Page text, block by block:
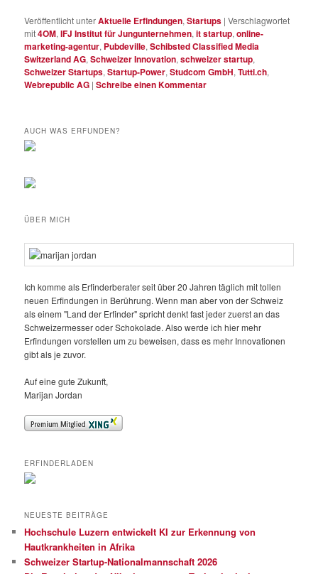
Veröffentlicht unterAktuelle Erfindungen,Startups |Verschlagwortet
mit4OM,IFJ Institut für Jungunternehmen,it startup,online-
marketing-agentur, Pubdeville,Schibsted Classified Media
Switzerland AG,Schweizer Innovation,schweizer startup,
Schweizer Startups,Startup-Power,Studcom GmbH,Tutti.ch,
Webrepublic AG |Schreibe einen Kommentar
AUCH WAS ERFUNDEN?
ÜBER MICH
Ich komme als Erfinderberater seit über 20 Jahren täglich mit tollen
neuen Erfindungen in Berührung. Wenn man aber von der Schweiz
als einem "Land der Erfinder" spricht denkt fast jeder zuerst an das
Schweizermesser oder Schokolade. Also werde ich hier mehr
Erfindungen vorstellen um zu beweisen, dass es mehr Innovationen
gibt als je zuvor.
Auf eine gute Zukunft,
Marijan Jordan
ERFINDERLADEN
NEUESTE BEITRÄGE
Hochschule Luzern entwickelt KI zur Erkennung von
Hautkrankheiten in Afrika
Schweizer Startup-Nationalmannschaft 2026